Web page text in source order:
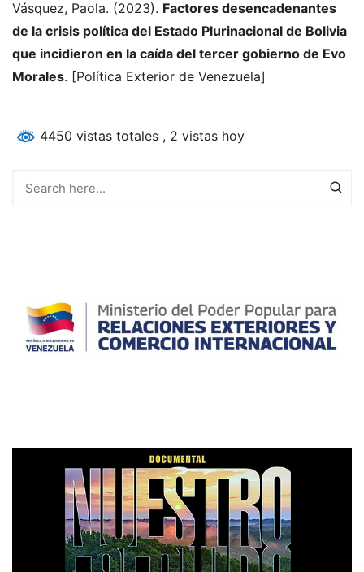
Vásquez, Paola. (2023). Factores desencadenantes
de la crisis política del Estado Plurinacional de Bolivia
que incidieron en la caída del tercer gobierno de Evo
Morales. [Política Exterior de Venezuela]
4450 vistas totales , 2 vistas hoy